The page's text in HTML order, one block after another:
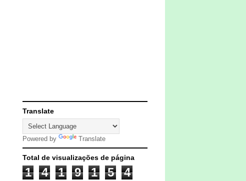
Translate
Powered by Translate
Total de visualizações de página
1 4 1 9 1 5 4